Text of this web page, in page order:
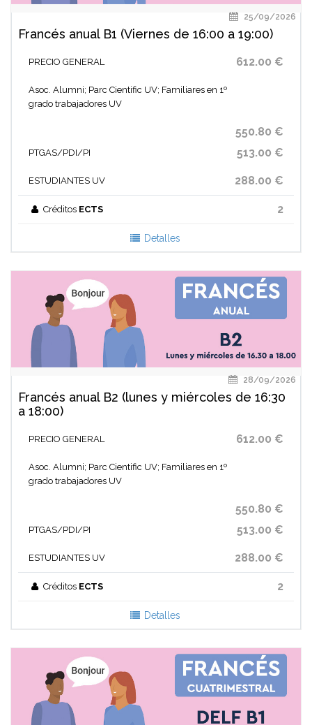
25/09/2026
Francés anual B1 (Viernes de 16:00 a 19:00)
PRECIO GENERAL 612.00 €
Asoc. Alumni; Parc Cientific UV; Familiares en 1º
grado trabajadores UV
550.80 €
PTGAS/PDI/PI 513.00 €
ESTUDIANTES UV 288.00 €
Créditos ECTS 2
Detalles
28/09/2026
Francés anual B2 (lunes y miércoles de 16:30
a 18:00)
PRECIO GENERAL 612.00 €
Asoc. Alumni; Parc Cientific UV; Familiares en 1º
grado trabajadores UV
550.80 €
PTGAS/PDI/PI 513.00 €
ESTUDIANTES UV 288.00 €
Créditos ECTS 2
Detalles